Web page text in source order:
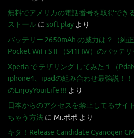
無料でアメリカの電話番号を取得でき
ストール に soft play より
バッテリー 2650mAh の威力は？（純
Pocket WiFi S II （S41HW）のバッテ
Xperia で テザリング してみた１（
iphone4、ipadの組み合わせ最強説！！
のEnjoyYourLife !!! より
日本からのアクセスを禁止してるサイ
ちゃう方法 に Mr.ポポ より
キタ！Release Candidate Cyanogen